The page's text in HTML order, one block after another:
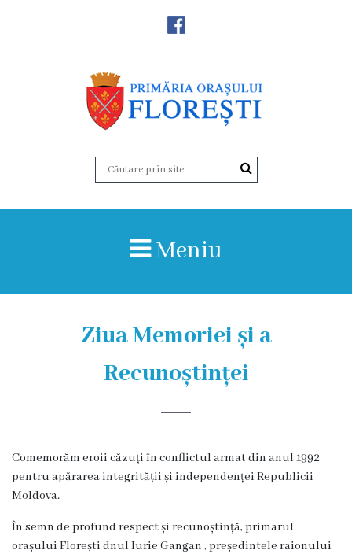
Primăria
Structura,
Organigrama
efectivul
Primăriei
primarului
Meniu
Ziua Memoriei și a
Recunoștinței
Comemorăm eroii căzuți în conflictul armat din anul 1992
pentru apărarea integrității și independenței Republicii
Moldova.
În semn de profund respect și recunoștință, primarul
orașului Florești dnul Iurie Gangan , președintele raionului